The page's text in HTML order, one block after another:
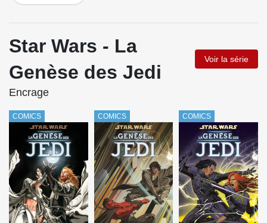
Star Wars - La
Genèse des Jedi
Voir la série
Encrage
COMICS COMICS COMICS